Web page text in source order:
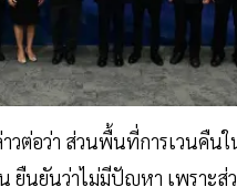
วต่อว่า ส่วนพื้นที่การเวนคืน
ยืนยันว่าไม่มีปัญหา เพราะส่